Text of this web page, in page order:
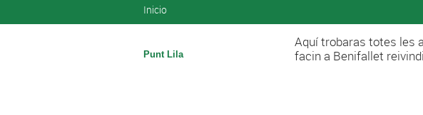
Se encuentra usted aquí
Inicio
Punt Lila
Aquí trobaras totes les
facin a Benifallet